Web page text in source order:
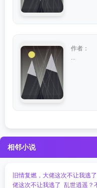
作者：
相邻小说
旧情复燃，大佬这次不让我逃了
佬这次不让我逃了 乱世逍遥？